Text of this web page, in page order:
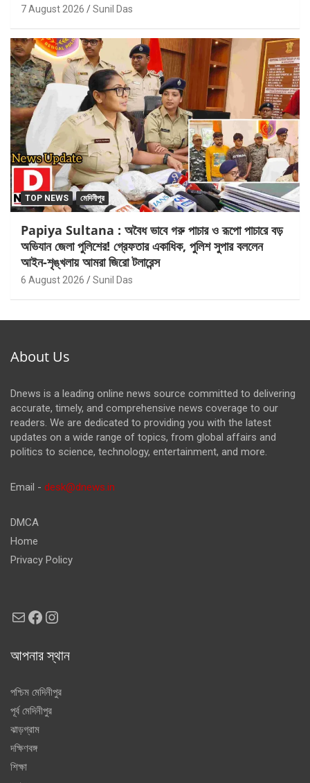
7 August 2026 Sunil Das
TOP NEWS মেদিনীপুর
Papiya Sultana : অবৈধ ভাবে গরু পাচার ও রূপো পাচারে বড়
অভিযান জেলা পুলিশের! গ্রেফতার একাধিক, পুলিশ সুপার বললেন
আইন-শৃঙ্খলায় আমরা জিরো টলারেন্স
6 August 2026 Sunil Das
About Us
Dnews is a leading online news source committed to delivering
accurate, timely, and comprehensive news coverage to our
readers. We are dedicated to providing you with the latest
updates on a wide range of topics, from global affairs and
politics to science, technology, entertainment, and more.
Email - desk@dnews.in
DMCA
Home
Privacy Policy
MailFacebook
Instagram
আপনার স্থান
পশ্চিম মেদিনীপুর
পূর্ব মেদিনীপুর
ঝাড়গ্রাম
দক্ষিণবঙ্গ
শিক্ষা